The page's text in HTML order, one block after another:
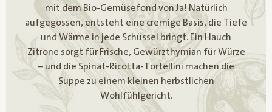
mit dem Bio-Gemüsefond von Ja! Natürlich
aufgegossen, entsteht eine cremige Basis, die Tiefe
und Wärme in jede Schüssel bringt. Ein Hauch
Zitrone sorgt für Frische, Gewürzthymian für Würze
– und die Spinat-Ricotta-Tortellini machen die
Suppe zu einem kleinen herbstlichen
Wohlfühlgericht.